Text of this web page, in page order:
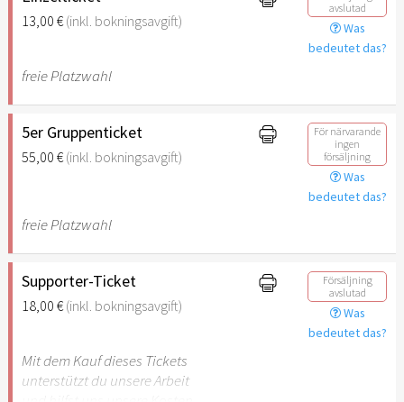
13,00 €(inkl. bokningsavgift)
avslutad
Was
bedeutet das?
freie Platzwahl
5er Gruppenticket
55,00 €(inkl. bokningsavgift)
För närvarande
ingen
försäljning
Was
bedeutet das?
freie Platzwahl
Supporter-Ticket
18,00 €(inkl. bokningsavgift)
Försäljning
avslutad
Was
bedeutet das?
Mit dem Kauf dieses Tickets
unterstützt du unsere Arbeit